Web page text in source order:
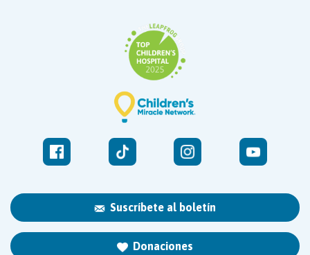
Suscríbete al boletín
Donaciones